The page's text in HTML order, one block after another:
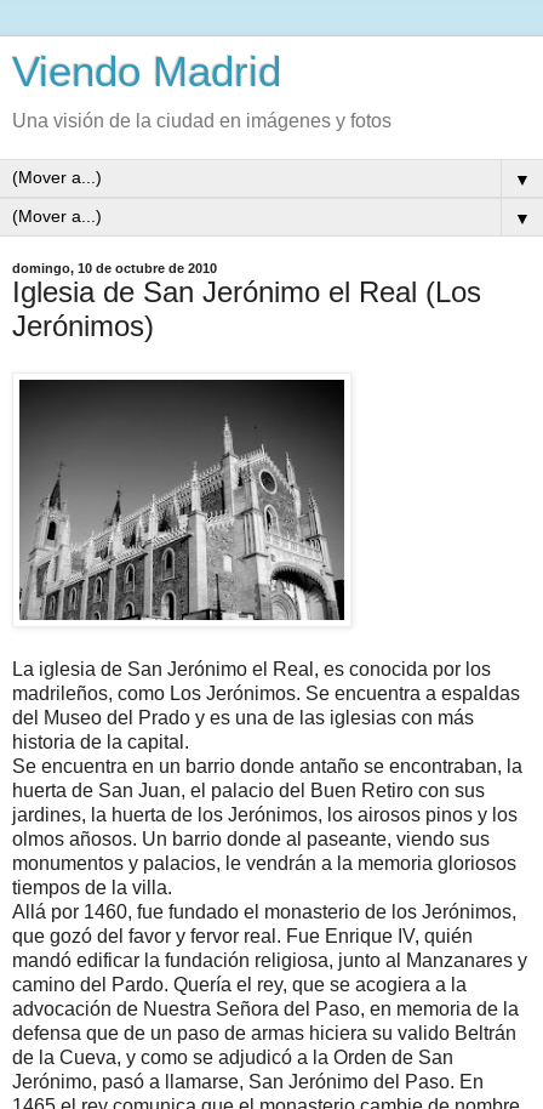
Viendo Madrid
Una visión de la ciudad en imágenes y fotos
▼
▼
domingo, 10 de octubre de 2010
Iglesia de San Jerónimo el Real (Los
Jerónimos)
La iglesia de San Jerónimo el Real, es conocida por los
madrileños, como Los Jerónimos. Se encuentra a espaldas
del Museo del Prado y es una de las iglesias con más
historia de la capital.
Se encuentra en un barrio donde antaño se encontraban, la
huerta de San Juan, el palacio del Buen Retiro con sus
jardines, la huerta de los Jerónimos, los airosos pinos y los
olmos añosos. Un barrio donde al paseante, viendo sus
monumentos y palacios, le vendrán a la memoria gloriosos
tiempos de la villa.
Allá por 1460, fue fundado el monasterio de los Jerónimos,
que gozó del favor y fervor real. Fue Enrique IV, quién
mandó edificar la fundación religiosa, junto al Manzanares y
camino del Pardo. Quería el rey, que se acogiera a la
advocación de Nuestra Señora del Paso, en memoria de la
defensa que de un paso de armas hiciera su valido Beltrán
de la Cueva, y como se adjudicó a la Orden de San
Jerónimo, pasó a llamarse, San Jerónimo del Paso. En